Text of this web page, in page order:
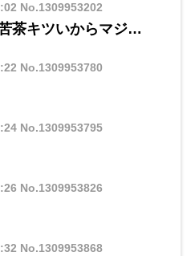
No.1309953202
茶キツいからマジ…
No.1309953780
No.1309953795
No.1309953826
No.1309953868